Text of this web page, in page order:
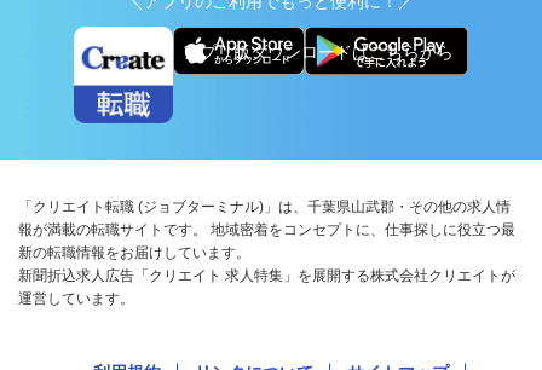
アプリ版ダウンロードはこちらから
「クリエイト転職 (ジョブターミナル)」は、千葉県山武郡・その他の求人情
報が満載の転職サイトです。 地域密着をコンセプトに、仕事探しに役立つ最
新の転職情報をお届けしています。
新聞折込求人広告「クリエイト 求人特集」を展開する株式会社クリエイトが
運営しています。